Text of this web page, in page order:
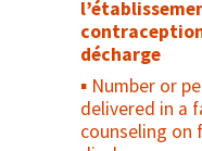
Percent of
completed a
program
Percent of
offer at least
décharge
Number or
delivered in a
counseling on